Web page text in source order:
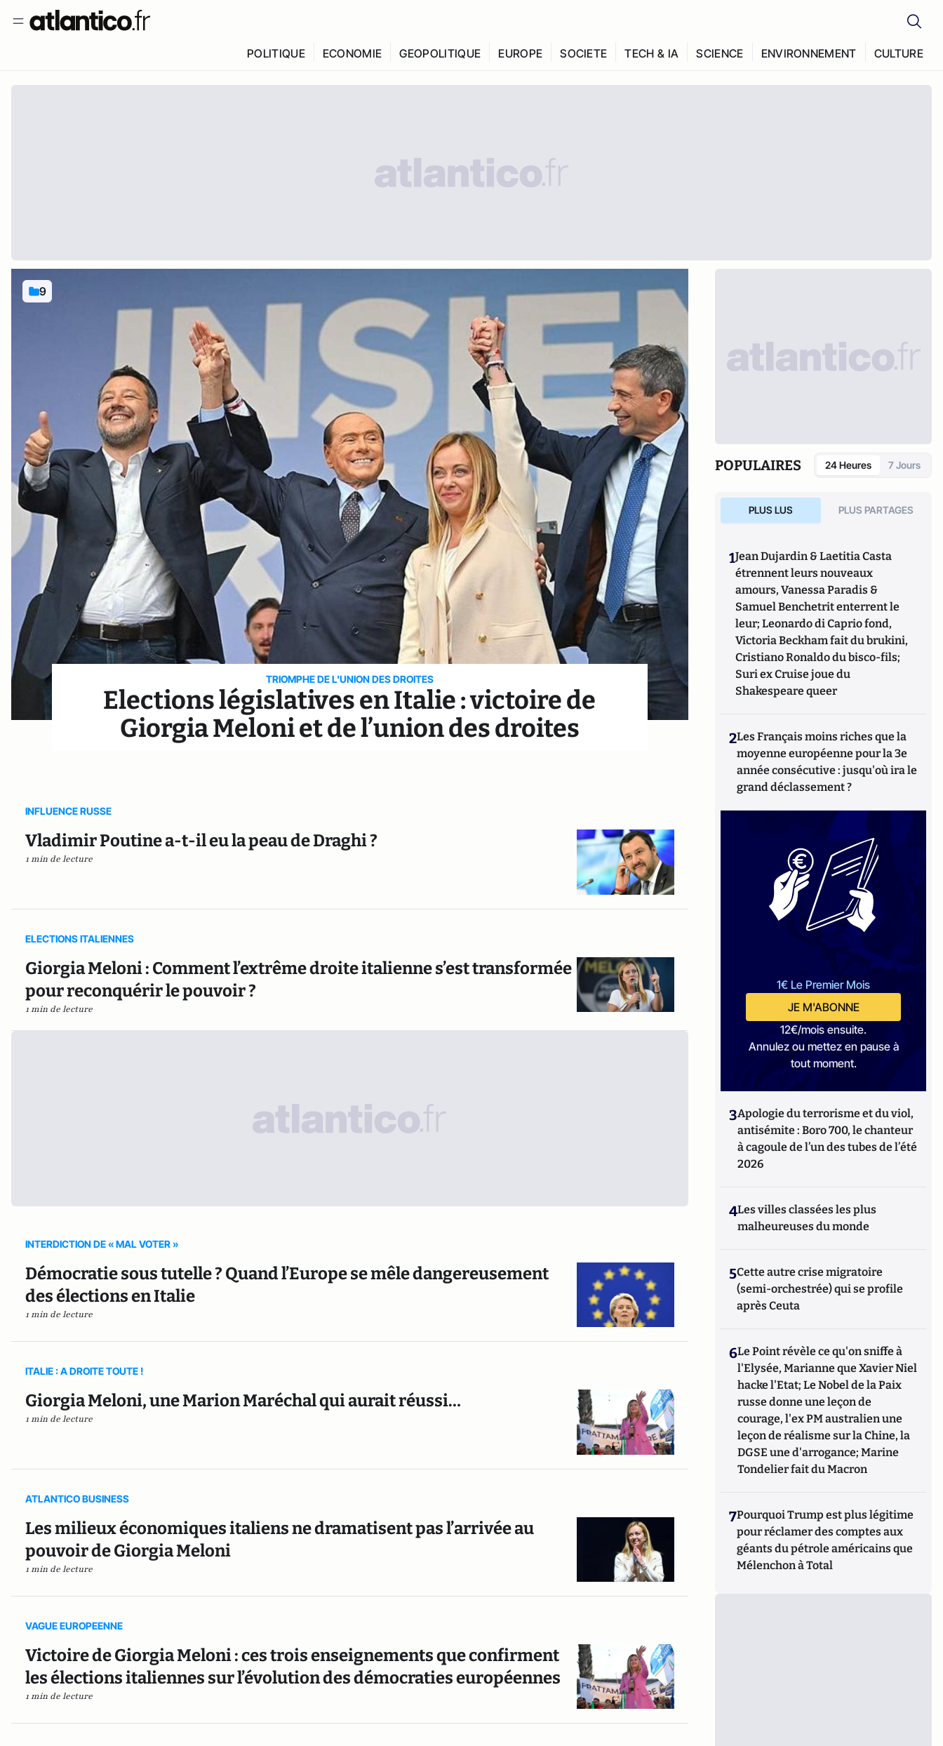
POLITIQUE ECONOMIE GEOPOLITIQUE EUROPE SOCIETE TECH & IA SCIENCE ENVIRONNEMENT CULTURE
9
TRIOMPHE DE L'UNION DES DROITES
Elections législatives en Italie : victoire de
Giorgia Meloni et de l’union des droites
INFLUENCE RUSSE
Vladimir Poutine a-t-il eu la peau de Draghi ?
1 min de lecture
ELECTIONS ITALIENNES
Giorgia Meloni : Comment l’extrême droite italienne s’est transformée
pour reconquérir le pouvoir ?
1 min de lecture
INTERDICTION DE « MAL VOTER »
Démocratie sous tutelle ? Quand l’Europe se mêle dangereusement
des élections en Italie
1 min de lecture
ITALIE : A DROITE TOUTE !
Giorgia Meloni, une Marion Maréchal qui aurait réussi…
1 min de lecture
ATLANTICO BUSINESS
Les milieux économiques italiens ne dramatisent pas l’arrivée au
pouvoir de Giorgia Meloni
1 min de lecture
VAGUE EUROPEENNE
Victoire de Giorgia Meloni : ces trois enseignements que confirment
les élections italiennes sur l’évolution des démocraties européennes
1 min de lecture
POPULAIRES 24 Heures 7 Jours
PLUS LUS PLUS PARTAGES
1Jean Dujardin & Laetitia Casta
étrennent leurs nouveaux
amours, Vanessa Paradis &
Samuel Benchetrit enterrent le
leur; Leonardo di Caprio fond,
Victoria Beckham fait du brukini,
Cristiano Ronaldo du bisco-fils;
Suri ex Cruise joue du
Shakespeare queer
2Les Français moins riches que la
moyenne européenne pour la 3e
année consécutive : jusqu'où ira le
grand déclassement ?
1€ Le Premier Mois
JE M'ABONNE
12€/mois ensuite.
Annulez ou mettez en pause à
tout moment.
3Apologie du terrorisme et du viol,
antisémite : Boro 700, le chanteur
à cagoule de l’un des tubes de l’été
2026
4Les villes classées les plus
malheureuses du monde
5Cette autre crise migratoire
(semi-orchestrée) qui se profile
après Ceuta
6Le Point révèle ce qu'on sniffe à
l'Elysée, Marianne que Xavier Niel
hacke l'Etat; Le Nobel de la Paix
russe donne une leçon de
courage, l'ex PM australien une
leçon de réalisme sur la Chine, la
DGSE une d'arrogance; Marine
Tondelier fait du Macron
7Pourquoi Trump est plus légitime
pour réclamer des comptes aux
géants du pétrole américains que
Mélenchon à Total